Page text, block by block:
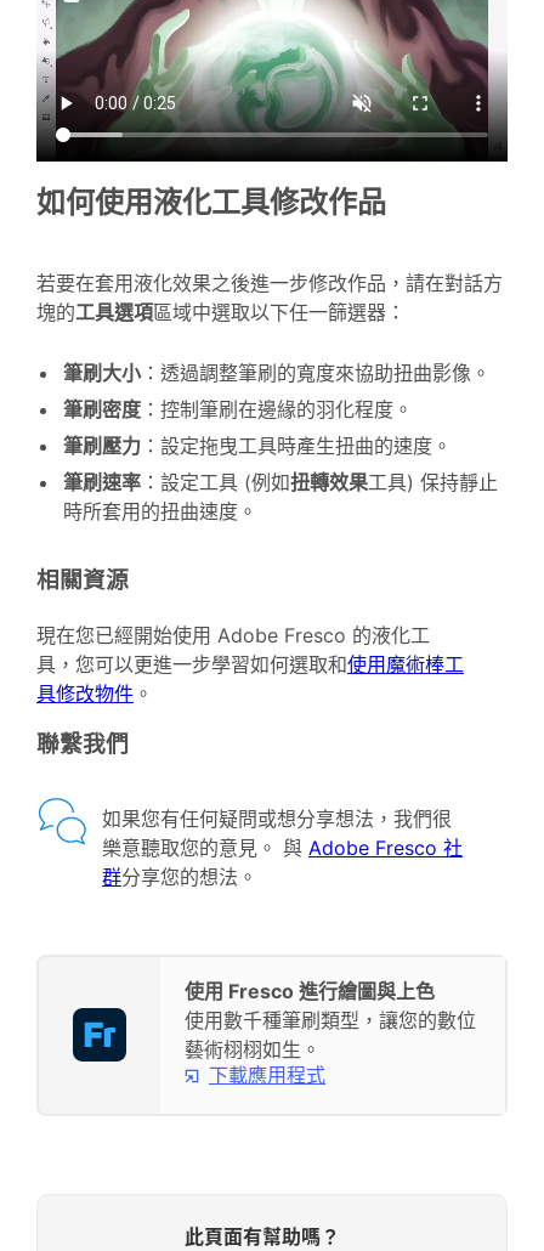
如何使用液化工具修改作品
若要在套用液化效果之後進一步修改作品，請在對話方
塊的工具選項區域中選取以下任一篩選器：
筆刷大小：透過調整筆刷的寬度來協助扭曲影像。
筆刷密度 ：控制筆刷在邊緣的羽化程度。
筆刷壓力 ：設定拖曳工具時產生扭曲的速度。
筆刷速率 ：設定工具 (例如扭轉效果工具) 保持靜止
時所套用的扭曲速度。
相關資源
現在您已經開始使用 Adobe Fresco 的液化工
具，您可以更進一步學習如何選取和使用魔術棒工
具修改物件 。
聯繫我們
如果您有任何疑問或想分享想法，我們很
樂意聽取您的意見。 與 Adobe Fresco 社
群分享您的想法。
使用 Fresco 進行繪圖與上色
使用數千種筆刷類型，讓您的數位
藝術栩栩如生。
下載應用程式
此頁面有幫助嗎？